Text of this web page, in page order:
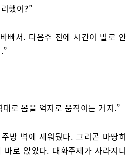
했어?”
빠서. 다음주 전에 시간이 별로 안
로 몸을 억지로 움직이는 거지.”
방 벽에 세워뒀다. 그리곤 마땅히
로 앉았다. 대화주제가 사라지니